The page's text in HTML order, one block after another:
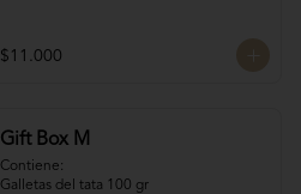
4 Rocas Suizas by @mun_cl: Mix de frutos
secos bañados en chocolate francés
$11.000
Gift Box M
Contiene:
Galletas del tata 100 gr